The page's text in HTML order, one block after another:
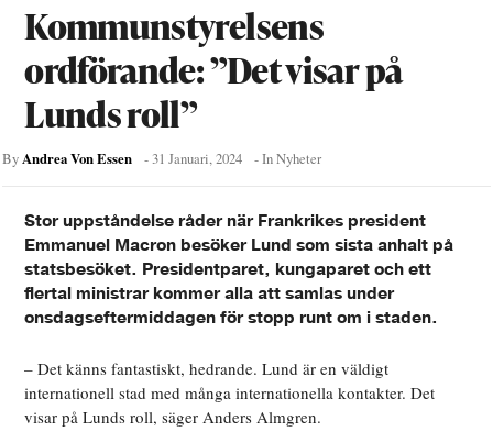
Kommunstyrelsens
ordförande: ”Det visar på
Lunds roll”
ByAndrea Von Essen -31 Januari, 2024 - InNyheter
Stor uppståndelse råder när Frankrikes president
Emmanuel Macron besöker Lund som sista anhalt på
statsbesöket. Presidentparet, kungaparet och ett
flertal ministrar kommer alla att samlas under
onsdagseftermiddagen för stopp runt om i staden.
– Det känns fantastiskt, hedrande. Lund är en väldigt
internationell stad med många internationella kontakter. Det
visar på Lunds roll, säger Anders Almgren.